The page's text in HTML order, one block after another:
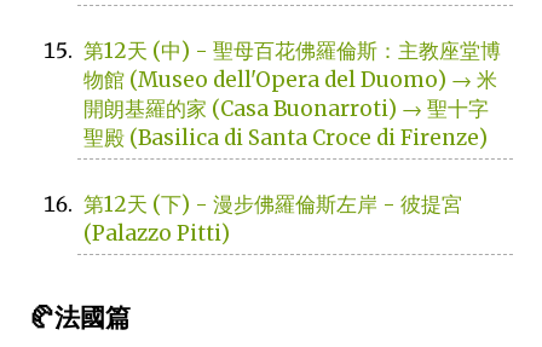
第12天 (中) - 聖母百花佛羅倫斯：主教座堂博
物館 (Museo dell'Opera del Duomo) → 米
開朗基羅的家 (Casa Buonarroti) → 聖十字
聖殿 (Basilica di Santa Croce di Firenze)
第12天 (下) - 漫步佛羅倫斯左岸 - 彼提宮
(Palazzo Pitti)
🥐法國篇